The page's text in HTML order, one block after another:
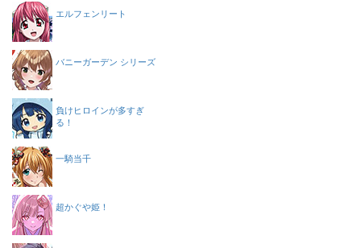
エルフェンリート
バニーガーデン シリーズ
負けヒロインが多すぎ
る！
一騎当千
超かぐや姫！